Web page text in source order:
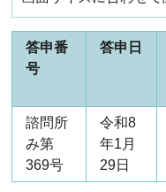
答申番
号
答申日
諮問所
み第
369号
令和8
年1月
29日